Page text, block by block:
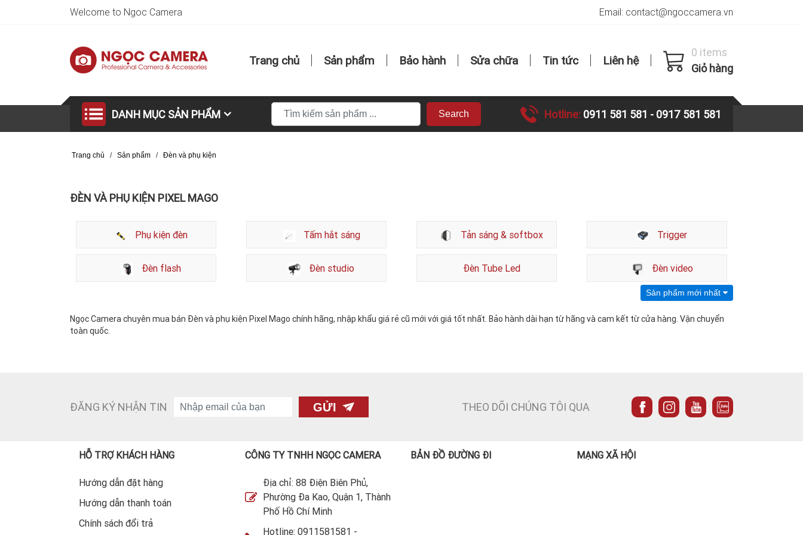
Welcome to Ngoc Camera Email: contact@ngoccamera.vn
Trang chủ Sản phẩm Bảo hành Sửa chữa Tin tức Liên hệ
0 items
Giỏ hàng
DANH MỤC SẢN PHẨM Search Hotline: 0911 581 581 - 0917 581 581
Trang chủ / Sản phẩm / Đèn và phụ kiện
ĐÈN VÀ PHỤ KIỆN PIXEL MAGO
Phụ kiện đèn Tấm hắt sáng Tản sáng & softbox Trigger
Đèn flash Đèn studio Đèn Tube Led Đèn video
Sản phẩm mới nhất
Ngọc Camera chuyên mua bán Đèn và phụ kiện Pixel Mago chính hãng, nhập khẩu giá rẻ cũ mới với giá tốt nhất. Bảo hành dài hạn từ hãng và cam kết từ cửa hàng. Vận chuyển
toàn quốc.
ĐĂNG KÝ NHẬN TIN GỬI THEO DÕI CHÚNG TÔI QUA
HỖ TRỢ KHÁCH HÀNG
Hướng dẫn đặt hàng
Hướng dẫn thanh toán
Chính sách đổi trả
CÔNG TY TNHH NGỌC CAMERA
Địa chỉ: 88 Điện Biên Phủ,
Phường Đa Kao, Quận 1, Thành
Phố Hồ Chí Minh
Hotline: 0911581581 -
BẢN ĐỒ ĐƯỜNG ĐI MẠNG XÃ HỘI